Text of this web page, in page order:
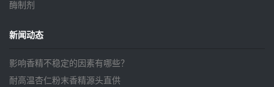
酶制剂
新闻动态
影响香精不稳定的因素有哪些？
耐高温杏仁粉末香精源头直供